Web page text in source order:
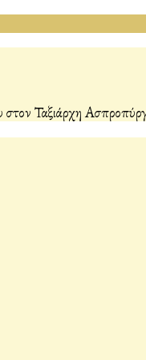
Ταξιάρχη